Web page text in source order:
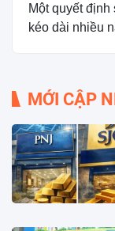
Một quyết
kéo dài nhiều
MỚI CẬP